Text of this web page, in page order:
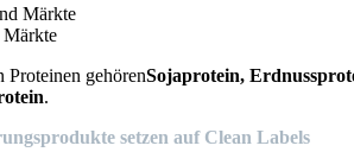
Proteinen gehörenSojaprotein,
.
setzen auf Clean Labels